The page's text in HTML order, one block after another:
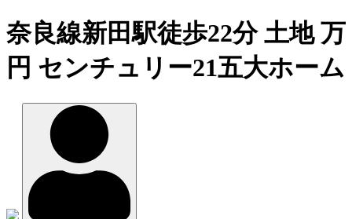
奈良線新田駅徒歩22分 土地 万
円 センチュリー21五大ホーム